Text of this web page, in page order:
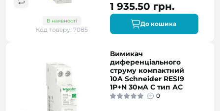
В наявності
Код товару: 7085
1 935.50 грн.
До кошика
Вимикач
диференціального
струму компактний
10A Schneider RESI9
1P+N 30мA C тип АC
0